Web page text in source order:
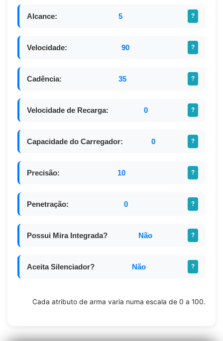
Alcance: 5 ?
Velocidade: 90 ?
Cadência: 35 ?
Velocidade de Recarga: 0 ?
Capacidade do Carregador: 0 ?
Precisão: 10 ?
Penetração: 0 ?
Possui Mira Integrada? Não ?
Aceita Silenciador? Não ?
Cada atributo de arma varia numa escala de 0 a 100.